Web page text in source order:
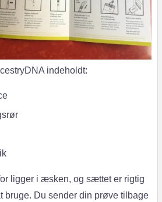
indeholdt:
ligger i æsken, og sættet er rigtig
bruge. Du sender din prøve tilbage